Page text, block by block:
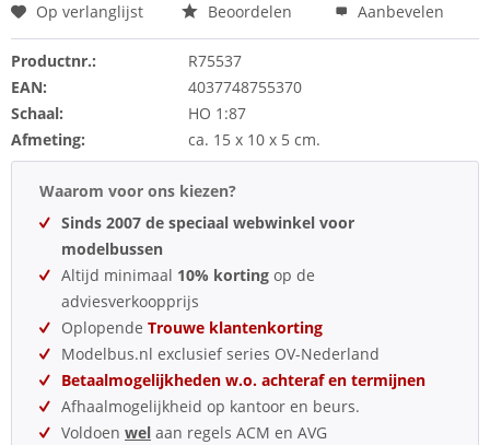
Op verlanglijst Beoordelen Aanbevelen
Productnr.:
R75537
EAN:
4037748755370
Schaal:
HO 1:87
Afmeting:
ca. 15 x 10 x 5 cm.
Waarom voor ons kiezen?
Sinds 2007 de speciaal webwinkel voor
modelbussen
Altijd minimaal 10% korting op de
adviesverkoopprijs
Oplopende Trouwe klantenkorting
Modelbus.nl exclusief series OV-Nederland
Betaalmogelijkheden w.o. achteraf en termijnen
Afhaalmogelijkheid op kantoor en beurs.
Voldoen wel aan regels ACM en AVG